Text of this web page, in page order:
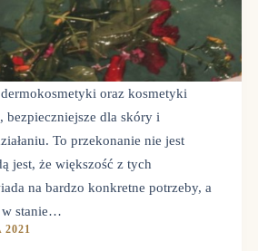
oraz kosmetyki
bezpieczniejsze dla skóry i
To przekonanie nie jest
jest, że większość z tych
na bardzo konkretne potrzeby, a
w stanie…